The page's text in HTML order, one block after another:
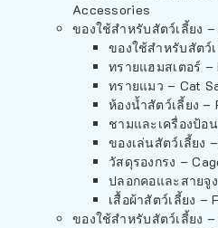
Accessories
ของใช้สำหรับสัตว์เลี้ยง
ของใช้สำหรับสัตว์
ทรายแฮมสเตอร์ –
ทรายแมว – Cat
ห้องน้ำสัตว์เลี้ยง
ชามและเครื่องป้อ
ของเล่นสัตว์เลี้ยง
วัสดุรองกรง –
ปลอกคอและสายจู
เสื้อผ้าสัตว์เลี้ยง –
ของใช้สำหรับสัตว์เลี้ยง –